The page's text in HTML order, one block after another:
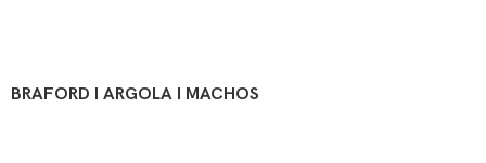
BRAFORD I ARGOLA I MACHOS